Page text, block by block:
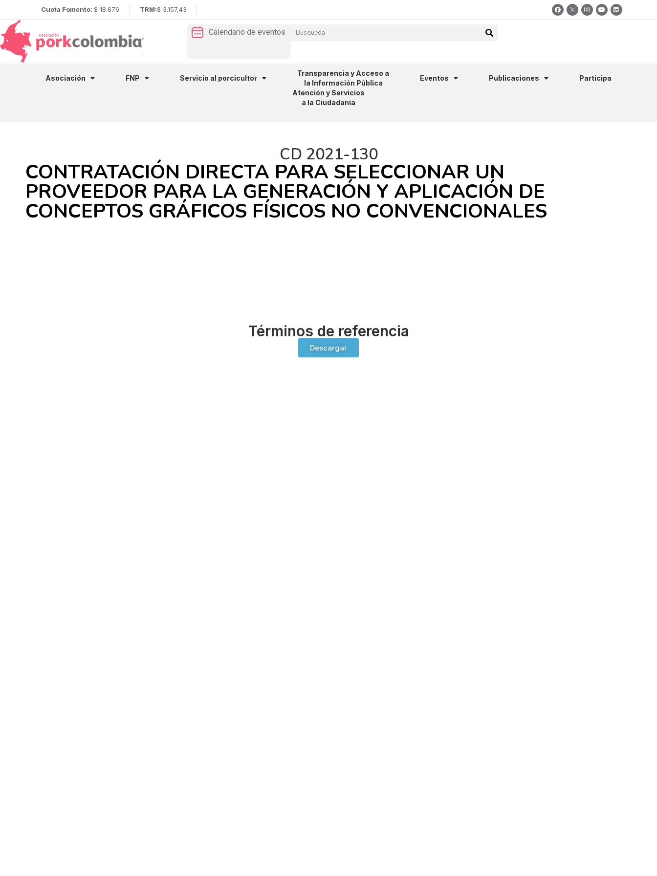
Cuota Fomento: $ 18.676 TRM:$ 3.157,43
Calendario de eventos
Asociación FNP Servicio al porcicultor
Transparencia y Acceso a
la Información Pública
Eventos Publicaciones
Participa
Atención y Servicios
a la Ciudadanía
CD 2021-130
CONTRATACIÓN DIRECTA PARA SELECCIONAR UN
PROVEEDOR PARA LA GENERACIÓN Y APLICACIÓN DE
CONCEPTOS GRÁFICOS FÍSICOS NO CONVENCIONALES
Términos de referencia
Descargar